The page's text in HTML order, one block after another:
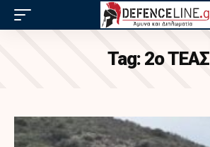
Tag: 2ο ΤΕΑΣ